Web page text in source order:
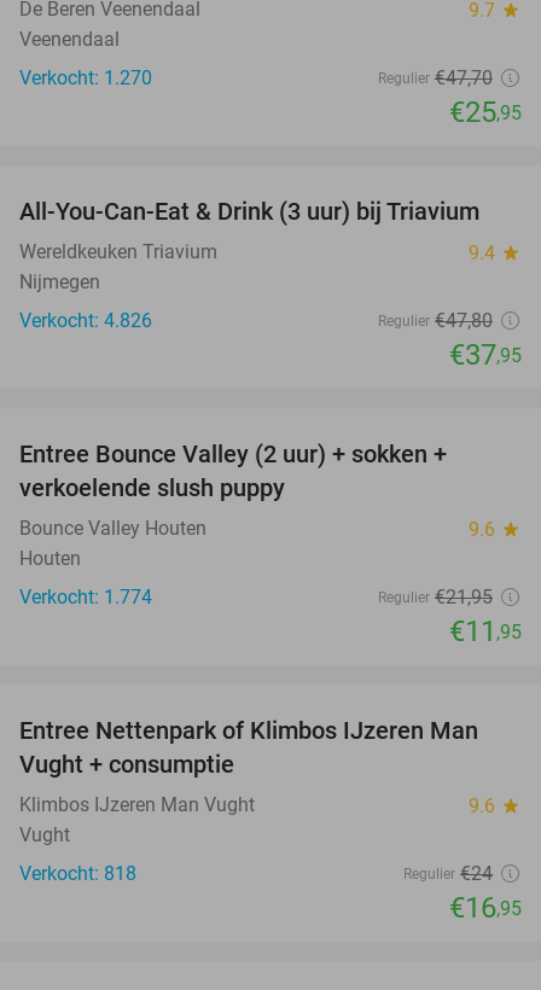
De Beren Veenendaal 9.7 star
Veenendaal
Verkocht: 1.270
Regulier €47,70
€25,95
21%
All-You-Can-Eat & Drink (3 uur) bij Triavium
Wereldkeuken Triavium 9.4 star
Nijmegen
Verkocht: 4.826
Regulier €47,80
€37,95
Entree Bounce Valley (2 uur) + sokken +
verkoelende slush puppy
Bounce Valley Houten 9.6 star
Houten
Verkocht: 1.774
Regulier €21,95
€11 ,95
29%
Entree Nettenpark of Klimbos IJzeren Man
Vught + consumptie
Klimbos IJzeren Man Vught 9.6 star
Vught
Verkocht: 818
Regulier €24
€16,95